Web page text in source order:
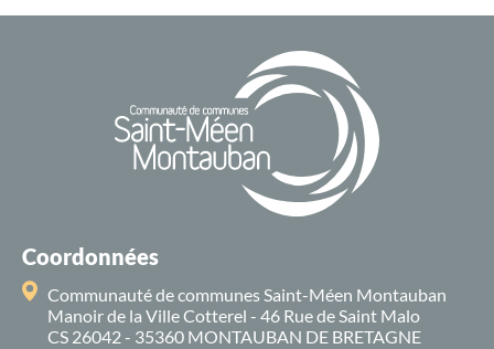
Coordonnées
Communauté de communes Saint-Méen Montauban
Manoir de la Ville Cotterel - 46 Rue de Saint Malo
CS 26042 - 35360 MONTAUBAN DE BRETAGNE